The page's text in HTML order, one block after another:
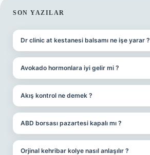
SIDEBAR
SON YAZILAR
Dr clinic at kestanesi balsamı ne işe yarar ?
Avokado hormonlara iyi gelir mi ?
Akış kontrol ne demek ?
ABD borsası pazartesi kapalı mı ?
Orjinal kehribar kolye nasıl anlaşılır ?